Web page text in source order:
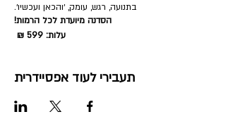
בתנועה, רגש, עומק, ׳והכאן ועכשיו׳.
הסדנה מיועדת לכל הרמות!
עלות: 599 ₪
תעבירי לעוד אפסיידרית